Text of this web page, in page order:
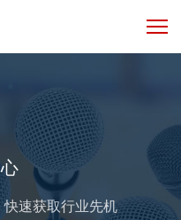
客户与
快速获取行业先机